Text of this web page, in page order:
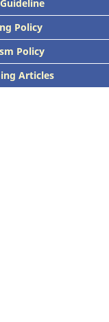
Policy
Policy
Articles